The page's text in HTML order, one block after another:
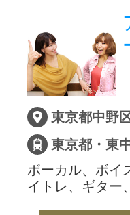
東京都中野
東京都・東
ボーカル、ボイ
イトレ、ギタ